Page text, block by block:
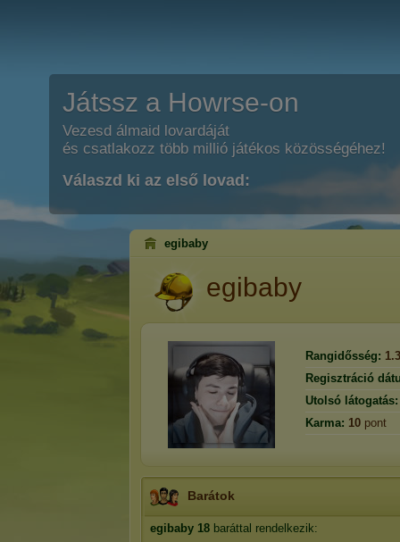
Játssz a Howrse-on
Vezesd álmaid lovardáját
és csatlakozz több millió játékos közösségéhez!
Válaszd ki az első lovad:
egibaby
egibaby
Rangidősség:
Regisztráció
Utolsó látogatás:
Karma: 10 pont
Barátok
egibaby 18 baráttal rendelkezik: